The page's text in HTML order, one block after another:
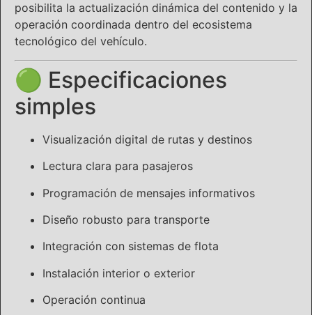
posibilita la actualización dinámica del contenido y la
operación coordinada dentro del ecosistema
tecnológico del vehículo.
🟢 Especificaciones
simples
Visualización digital de rutas y destinos
Lectura clara para pasajeros
Programación de mensajes informativos
Diseño robusto para transporte
Integración con sistemas de flota
Instalación interior o exterior
Operación continua